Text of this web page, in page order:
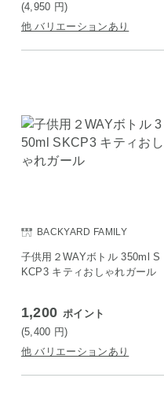
(4,950 円)
他 バリエーションあり
BACKYARD FAMILY
子供用２WAYボトル 350ml S
KCP3 キティおしゃれガール
1,200 ポイント
(5,400 円)
他 バリエーションあり